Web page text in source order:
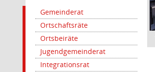
Gemeinderat
Ortschaftsräte
Ortsbeiräte
Jugendgemeinderat
Integrationsrat